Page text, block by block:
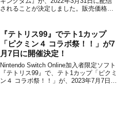
されることが決定しました。販売価格は
からPS2向けとして2005年3月17日に発売
された、史上最凶のハ...
『テトリス99』でテト1カップ
「ピクミン４ コラボ祭！！」が7
月7日に開催決定！
Nintendo Switch Online加入者限定ソフト
『テトリス99』で、テト1カップ「ピクミ
ン４ コラボ祭！！」が、2023年7月7日よ